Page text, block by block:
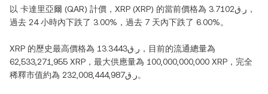
以 卡達里亞爾 (QAR) 計價， XRP (XRP) 的當前價格為 ر.ق3.7102 ，
過去 24 小時內下跌了 3.00% ，過去 7 天內下跌了 6.00%。
XRP 的歷史最高價格為 ر.ق13.3443 ，目前的流通總量為
62,533,271,955 XRP ，最大供應量為 100,000,000,000 XRP ，完全
稀釋市值約為
ر.ق232,008,444,987。